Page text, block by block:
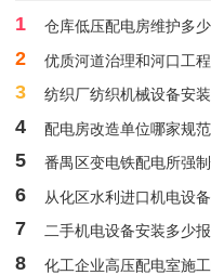
1 仓库低压配电房维护多
2 优质河道治理和河口工
3 纺织厂纺织机械设备安
4 配电房改造单位哪家规范
5 番禺区变电铁配电所强
6 从化区水利进口机电设
7 二手机电设备安装多少
8 化工企业高压配电室施
广州配电房